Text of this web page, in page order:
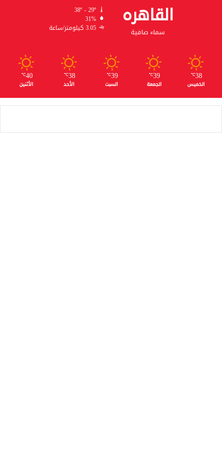
القاهره
سماء صافية
38º - 29º
31%
3.05 كيلومتر/ساعة
38
℃
الخميس
39
℃
الجمعة
39
℃
السبت
38
℃
الأحد
40
℃
الأثنين